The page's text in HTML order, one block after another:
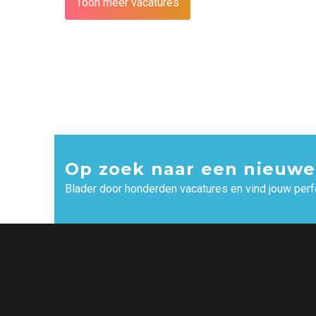
Toon meer vacatures
Op zoek naar een
Blader door honderden vacatures en vind jouw